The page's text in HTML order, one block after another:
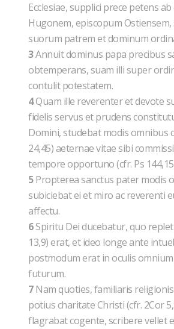
Ecclesiae, supplici prece petens
Hugonem, episcopum
suorum patrem et dominum
3Annuit dominus papa precibus
obtemperans, suam illi super
contulit potestatem.
4Quam ille reverenter et devote
fidelis servus et prudens
Domini, studebat modis omnibus
24,45) aeternae vitae sibi
tempore opportuno (cfr. Ps
5Propterea sanctus pater modis
subiciebat ei et miro ac reverenti
affectu.
6Spiritu Dei ducebatur, quo
13,9) erat, et ideo longe ante
postmodum erat in oculis omnium
futurum.
7Nam quoties, familiaris
potius charitate Christi (cfr. 2Cor
flagrabat cogente, scribere vellet